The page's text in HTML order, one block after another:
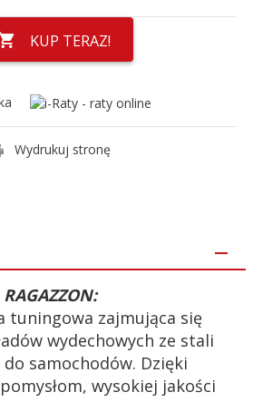
KUP TERAZ!
Wydrukuj stronę
RAGAZZON:
tuningowa zajmująca się
wydechowych ze stali
samochodów. Dzięki
wysokiej jakości